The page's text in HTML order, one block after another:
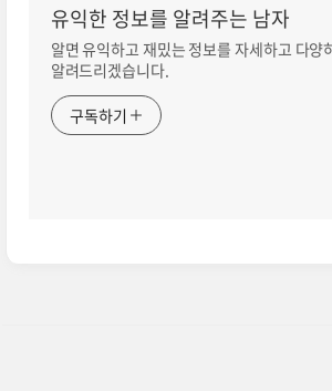
유익한 정보를 알려주는 남자
알면 유익하고 재밌는 정보를 자세하고 다양
알려드리겠습니다.
구독하기